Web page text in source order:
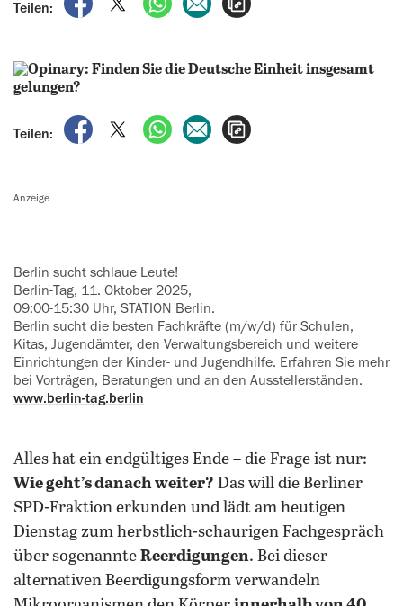
Teilen:
Teilen:
auf Facebook teilen
auf X teilenper WhatsApp teilen
per E-Mail teilen
Anzeige
Berlin sucht schlaue Leute!
Berlin-Tag, 11. Oktober 2025,
09:00-15:30 Uhr, STATION Berlin.
Berlin sucht die besten Fachkräfte (m/w/d) für Schulen,
Kitas, Jugend­äm‍ter, den Verwaltungsbereich und weitere
Einrichtungen der Kinder- und Jugendhilfe. Erfahren Sie mehr
bei Vorträgen, Beratungen und an den Ausstellerständen.
www.berlin-tag.berlin
Alles hat ein endgültiges Ende – die Frage ist nur:
Wie geht’s danach weiter? Das will die Berliner
SPD-Fraktion erkunden und lädt am heutigen
Dienstag zum herbstlich-schaurigen Fachgespräch
über sogenannte Reerdigungen. Bei dieser
alternativen Beerdigungsform verwandeln